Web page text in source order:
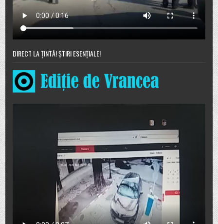
DIRECT LA ȚINTĂ! ȘTIRI ESENȚIALE!